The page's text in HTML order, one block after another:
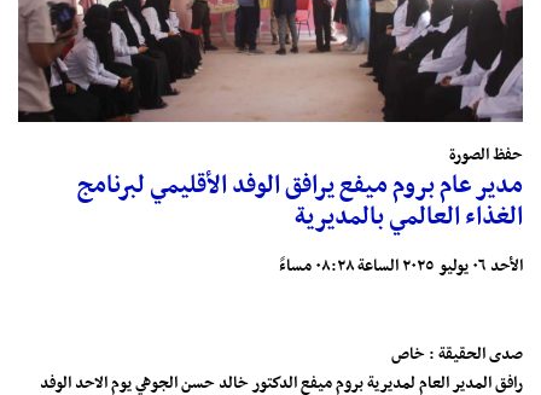
حفظ الصورة
مدير عام بروم ميفع يرافق الوفد الأقليمي لبرنامج
الغذاء العالمي بالمديرية
الأحد ٠٦ يوليو ٢٠٢٥ الساعة ٠٨:٢٨ مساءً
صدى الحقيقة : خاص
رافق المدير العام لمديرية بروم ميفع الدكتور خالد حسن الجوهي يوم الاحد الوفد